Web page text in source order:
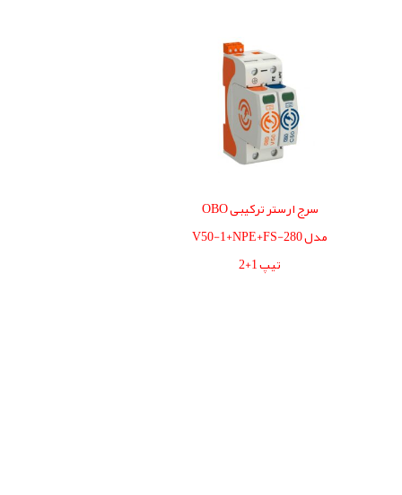
سرج ارستر ترکیبی OBO
مدل V50-1+NPE+FS-280
تیپ 1+2